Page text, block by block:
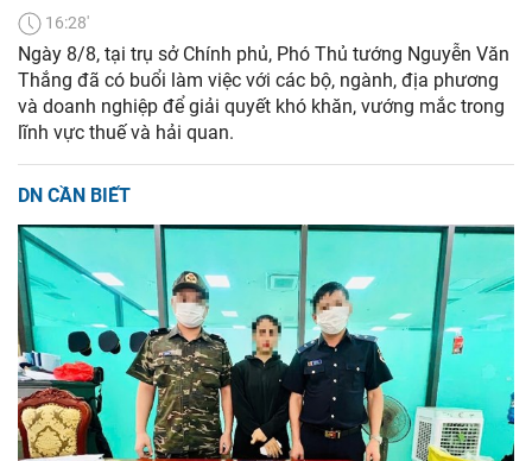
16:28'
Ngày 8/8, tại trụ sở Chính phủ, Phó Thủ tướng Nguyễn Văn
Thắng đã có buổi làm việc với các bộ, ngành, địa phương
và doanh nghiệp để giải quyết khó khăn, vướng mắc trong
lĩnh vực thuế và hải quan.
DN CẦN BIẾT